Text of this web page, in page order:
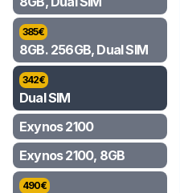
385€
8GB. 256GB, Dual SIM
342€
Dual SIM
Exynos 2100
Exynos 2100, 8GB
490€